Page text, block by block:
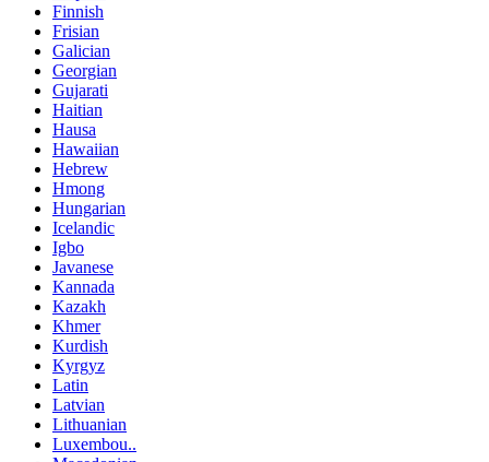
Finnish
Frisian
Galician
Georgian
Gujarati
Haitian
Hausa
Hawaiian
Hebrew
Hmong
Hungarian
Icelandic
Igbo
Javanese
Kannada
Kazakh
Khmer
Kurdish
Kyrgyz
Latin
Latvian
Lithuanian
Luxembou..